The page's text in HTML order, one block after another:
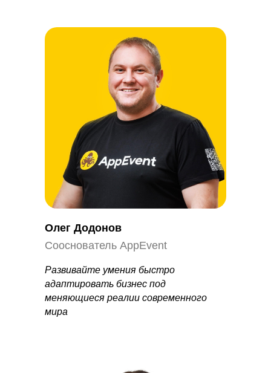
Олег Додонов
Сооснователь AppEvent
Развивайте умения быстро
адаптировать бизнес под
меняющиеся реалии современного
мира